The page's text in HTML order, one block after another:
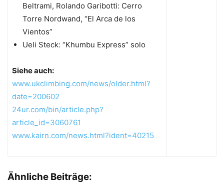
Beltrami, Rolando Garibotti: Cerro
Torre Nordwand, “El Arca de los
Vientos”
Ueli Steck: “Khumbu Express” solo
Siehe auch:
www.ukclimbing.com/news/older.html?
date=200602
24ur.com/bin/article.php?
article_id=3060761
www.kairn.com/news.html?ident=40215
Ähnliche Beiträge: